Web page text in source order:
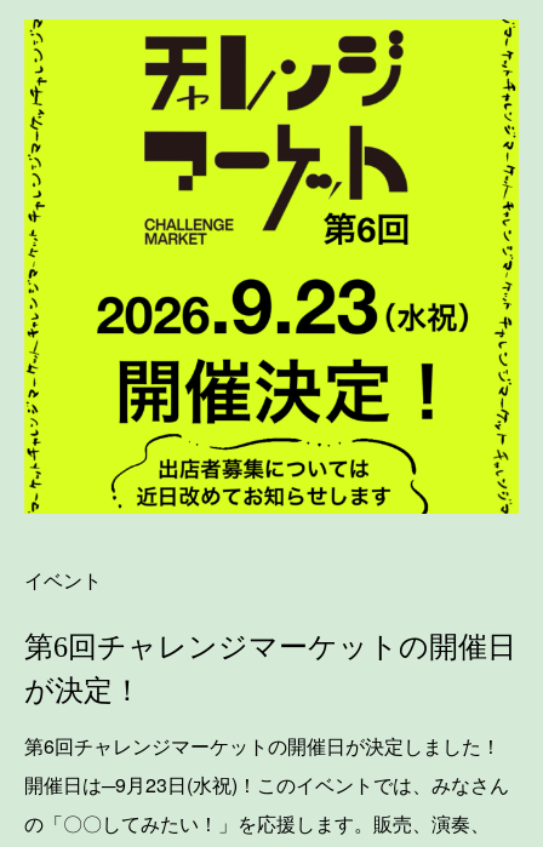
イベント
第6回チャレンジマーケットの開催日
が決定！
第6回チャレンジマーケットの開催日が決定しました！
開催日は─9月23日(水祝)！このイベントでは、みなさん
の「〇〇してみたい！」を応援します。販売、演奏、